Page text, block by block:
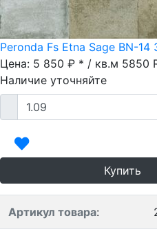
Peronda Fs Etna Sage BN-
Цена: 5 850 ₽ * / кв.м 5850
Наличие уточняйте
Купить
Артикул товара: